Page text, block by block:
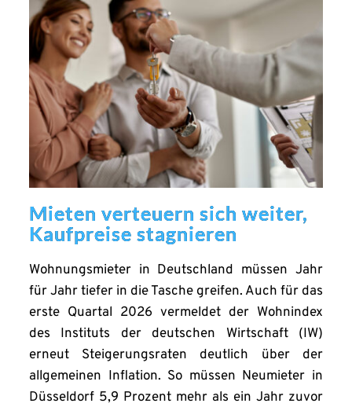
Mieten verteuern sich weiter,
Kaufpreise stagnieren
Wohnungsmieter in Deutschland müssen Jahr
für Jahr tiefer in die Tasche greifen. Auch für das
erste Quartal 2026 vermeldet der Wohnindex
des Instituts der deutschen Wirtschaft (IW)
erneut Steigerungsraten deutlich über der
allgemeinen Inflation. So müssen Neumieter in
Düsseldorf 5,9 Prozent mehr als ein Jahr zuvor